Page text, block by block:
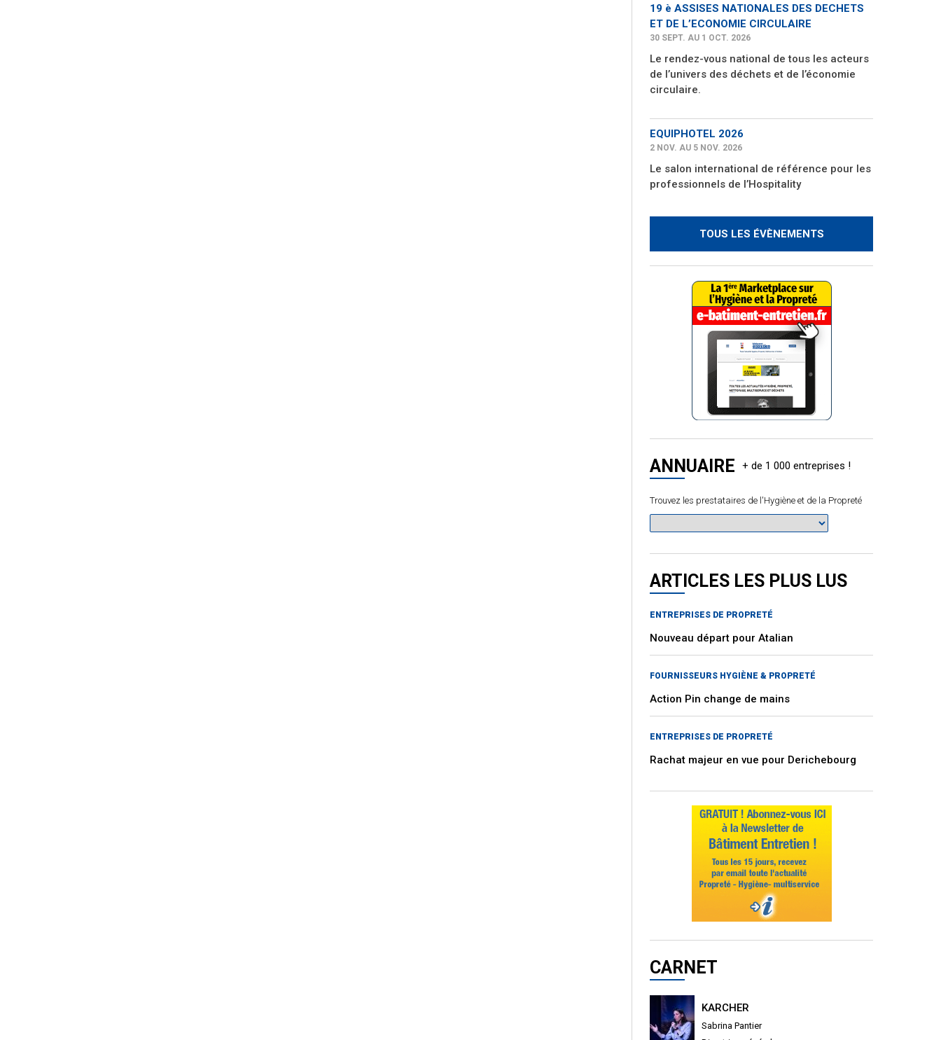
19 è ASSISES NATIONALES DES DECHETS
ET DE L’ECONOMIE CIRCULAIRE
30 SEPT. AU 1 OCT. 2026
Le rendez-vous national de tous les acteurs
de l’univers des déchets et de l’économie
circulaire.
EQUIPHOTEL 2026
2 NOV. AU 5 NOV. 2026
Le salon international de référence pour les
professionnels de l’Hospitality
TOUS LES ÉVÈNEMENTS
ANNUAIRE
Trouvez les prestataires de l'Hygiène et de la Propreté
ARTICLES LES PLUS LUS
ENTREPRISES DE PROPRETÉ
Nouveau départ pour Atalian
FOURNISSEURS HYGIÈNE & PROPRETÉ
Action Pin change de mains
ENTREPRISES DE PROPRETÉ
Rachat majeur en vue pour Derichebourg
CARNET
KARCHER
Sabrina Pantier